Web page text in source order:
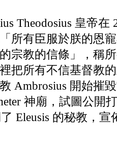
皇帝在
所有臣服於朕的恩
宗教的信條」，稱
把所有不信基督教
Ambrosius 開始摧
神廟，試圖公開
Eleusis 的秘教，